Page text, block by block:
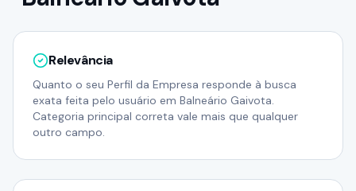
Relevância
Quanto o seu Perfil da Empresa responde à busca
exata feita pelo usuário em Balneário Gaivota.
Categoria principal correta vale mais que qualquer
outro campo.